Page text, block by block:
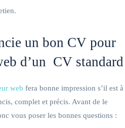
un bon CV pour
d’un CV standard
web fera bonne impression s’il est à
complet et précis. Avant de le
vous poser les bonnes questions :